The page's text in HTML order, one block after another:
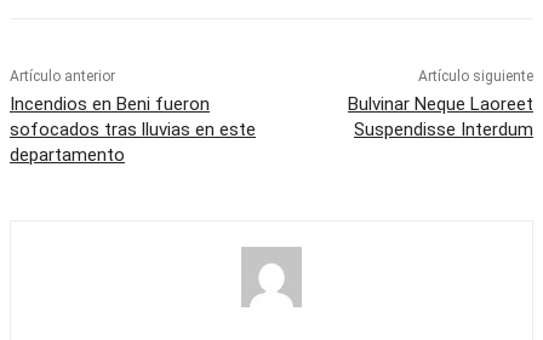
Artículo anterior
Incendios en Beni fueron
sofocados tras lluvias en este
departamento
Artículo siguiente
Bulvinar Neque Laoreet
Suspendisse Interdum